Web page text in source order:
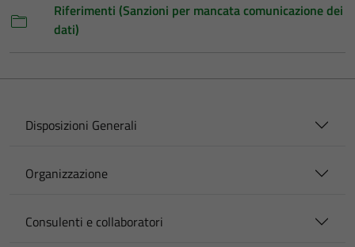
Riferimenti (Sanzioni per mancata comunicazione dei
dati)
Disposizioni Generali
Organizzazione
Consulenti e collaboratori